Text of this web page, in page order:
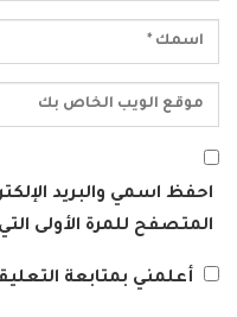
احفظ اسمي والبريد
المتصفح للمرة الأولى
أعلمني بمتابعة